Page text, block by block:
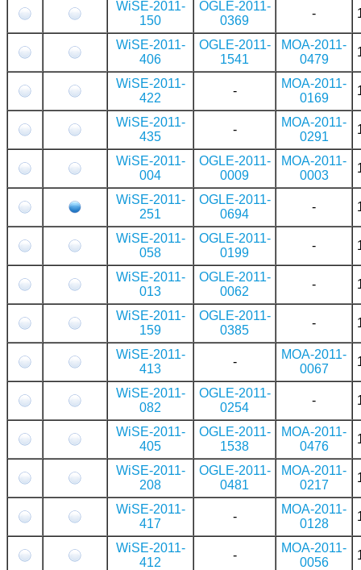
WiSE-2011-
150
OGLE-2011-
0369
-
WiSE-2011-
406
OGLE-2011-
1541
MOA-2011-
0479
WiSE-2011-
422
-
MOA-2011-
0169
WiSE-2011-
435
-
MOA-2011-
0291
WiSE-2011-
004
OGLE-2011-
0009
MOA-2011-
0003
WiSE-2011-
251
OGLE-2011-
0694
-
WiSE-2011-
058
OGLE-2011-
0199
-
WiSE-2011-
013
OGLE-2011-
0062
-
WiSE-2011-
159
OGLE-2011-
0385
-
WiSE-2011-
413
-
MOA-2011-
0067
WiSE-2011-
082
OGLE-2011-
0254
-
WiSE-2011-
405
OGLE-2011-
1538
MOA-2011-
0476
WiSE-2011-
208
OGLE-2011-
0481
MOA-2011-
0217
WiSE-2011-
417
-
MOA-2011-
0128
WiSE-2011-
412
-
MOA-2011-
0056